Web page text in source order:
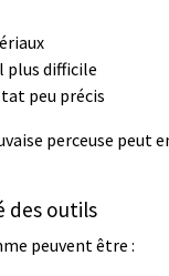
plus difficile
peu précis
perceuse peut
des outils
peuvent être :